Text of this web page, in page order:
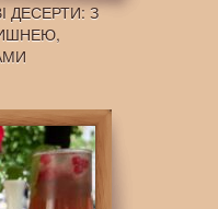
ДЕСЕРТИ: З